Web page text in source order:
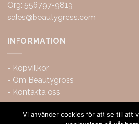
Org: 556797-9819
sales@beautygross.com
INFORMATION
- Köpvillkor
- Om Beautygross
- Kontakta oss
Vi använder cookies för att se till att